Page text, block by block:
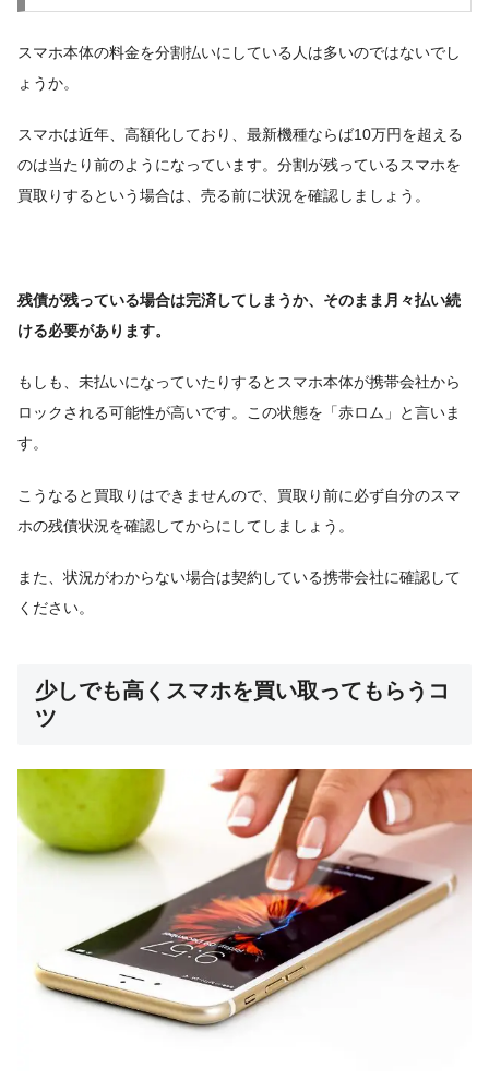
スマホ本体の料金を分割払いにしている人は多いのではないでし
ょうか。
スマホは近年、高額化しており、最新機種ならば10万円を超える
のは当たり前のようになっています。分割が残っているスマホを
買取りするという場合は、売る前に状況を確認しましょう。
残債が残っている場合は完済してしまうか、そのまま月々払い続
ける必要があります。
もしも、未払いになっていたりするとスマホ本体が携帯会社から
ロックされる可能性が高いです。この状態を「赤ロム」と言いま
す。
こうなると買取りはできませんので、買取り前に必ず自分のスマ
ホの残債状況を確認してからにしてしましょう。
また、状況がわからない場合は契約している携帯会社に確認して
ください。
少しでも高くスマホを買い取ってもらうコ
ツ